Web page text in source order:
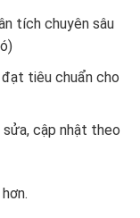
tích chuyên sâu
tiêu chuẩn cho
cập nhật theo